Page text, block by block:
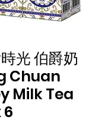
光 伯爵奶
Chuan
Milk Tea